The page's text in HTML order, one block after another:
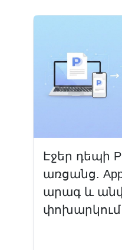
Էջեր դեպի
առցանց.
արագ և
փոխարկում